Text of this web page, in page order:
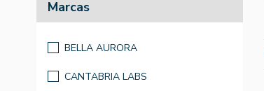
Marcas
BELLA AURORA
CANTABRIA LABS